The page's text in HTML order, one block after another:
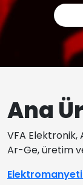
Ana
VFA Elektronik,
Ar-Ge, üretim